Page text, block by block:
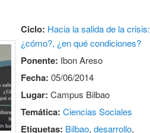
Ciclo: Hacia la salida de la crisis:
¿cómo?, ¿en qué condiciones?
Ponente: Ibon Areso
Fecha: 05/06/2014
Lugar: Campus Bilbao
Temática: Ciencias Sociales
Etiquetas: Bilbao,desarrollo,